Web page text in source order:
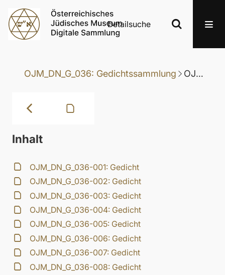
Detailsuche
OJM_DN_G_036: Gedichtssammlung OJM_DN_G_036-053: Gedicht
Inhalt
OJM_DN_G_036-001: Gedicht
OJM_DN_G_036-002: Gedicht
OJM_DN_G_036-003: Gedicht
OJM_DN_G_036-004: Gedicht
OJM_DN_G_036-005: Gedicht
OJM_DN_G_036-006: Gedicht
OJM_DN_G_036-007: Gedicht
OJM_DN_G_036-008: Gedicht